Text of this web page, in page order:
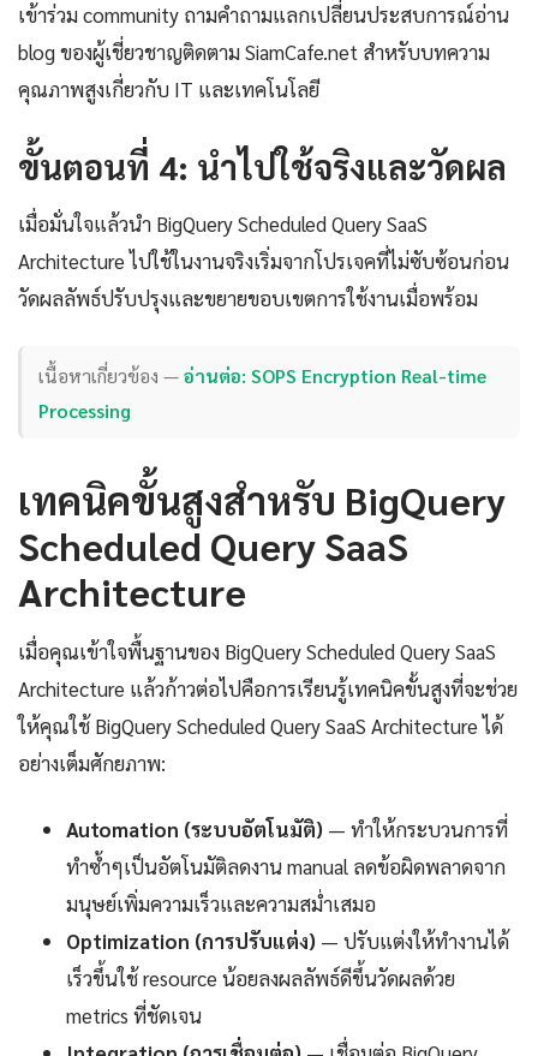
เข้าร่วม community ถามคำถามแลกเปลี่ยนประสบการณ์อ่าน
blog ของผู้เชี่ยวชาญติดตาม SiamCafe.net สำหรับบทความ
คุณภาพสูงเกี่ยวกับ IT และเทคโนโลยี
ขั้นตอนที่ 4: นำไปใช้จริงและวัดผล
เมื่อมั่นใจแล้วนำ BigQuery Scheduled Query SaaS
Architecture ไปใช้ในงานจริงเริ่มจากโปรเจคที่ไม่ซับซ้อนก่อน
วัดผลลัพธ์ปรับปรุงและขยายขอบเขตการใช้งานเมื่อพร้อม
เนื้อหาเกี่ยวข้อง —อ่านต่อ: SOPS Encryption Real-time
Processing
เทคนิคขั้นสูงสำหรับ BigQuery
Scheduled Query SaaS
Architecture
เมื่อคุณเข้าใจพื้นฐานของ BigQuery Scheduled Query SaaS
Architecture แล้วก้าวต่อไปคือการเรียนรู้เทคนิคขั้นสูงที่จะช่วย
ให้คุณใช้ BigQuery Scheduled Query SaaS Architecture ได้
อย่างเต็มศักยภาพ:
Automation (ระบบอัตโนมัติ) — ทำให้กระบวนการที่
ทำซ้ำๆเป็นอัตโนมัติลดงาน manual ลดข้อผิดพลาดจาก
มนุษย์เพิ่มความเร็วและความสม่ำเสมอ
Optimization (การปรับแต่ง) — ปรับแต่งให้ทำงานได้
เร็วขึ้นใช้ resource น้อยลงผลลัพธ์ดีขึ้นวัดผลด้วย
metrics ที่ชัดเจน